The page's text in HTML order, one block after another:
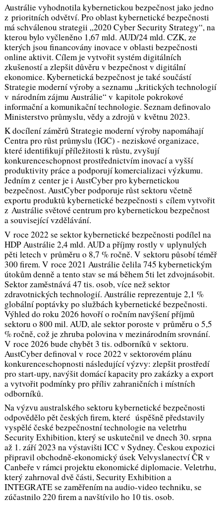
Austrálie vyhodnotila kybernetickou bezpečnost jako jedno
z prioritních odvětví. Pro oblast kybernetické bezpečnosti
má schválenou strategii „2020 Cyber Security Strategy“, na
kterou bylo vyčleněno 1,67 mld. AUD/24 mld. CZK, ze
kterých jsou financovány inovace v oblasti bezpečnosti
online aktivit. Cílem je vytvořit systém digitálních
zkušeností a zlepšit důvěru v bezpečnost v digitální
ekonomice. Kybernetická bezpečnost je také součástí
Strategie moderní výroby a seznamu „kritických technologií
v národním zájmu Austrálie“ v kapitole pokrokové
informační a komunikační technologie. Seznam definovalo
Ministerstvo průmyslu, vědy a zdrojů v květnu 2023.
K docílení záměrů Strategie moderní výroby napomáhají
Centra pro růst průmyslu (IGC) - neziskové organizace,
které identifikují příležitosti k růstu, zvyšují
konkurenceschopnost prostřednictvím inovací a vyšší
produktivity práce a podporují komercializaci výzkumu.
Jedním z center je i AustCyber pro kybernetickou
bezpečnost. AustCyber podporuje růst sektoru včetně
exportu produktů kybernetické bezpečnosti s cílem vytvořit
z Austrálie světové centrum pro kybernetickou bezpečnost
a související vzdělávání.
V roce 2022 se sektor kybernetické bezpečnosti podílel na
HDP Austrálie 2,4 mld. AUD a příjmy rostly v uplynulých
pěti letech v průměru o 8,7 % ročně. V sektoru působí téměř
300 firem. V roce 2021 Austrálie čelila 745 kybernetickým
útokům denně a tento stav se má během 5ti let zdvojnásobit.
Sektor zaměstnává 47 tis. osob, více než sektor
zdravotnických technologií. Austrálie reprezentuje 2,1 %
globální poptávky po službách kybernetické bezpečnosti.
Výhled do roku 2026 hovoří o ročním navýšení příjmů
sektoru o 800 mil. AUD, ale sektor poroste v průměru o 5,5
% ročně, což je zhruba polovina v mezinárodním srovnání.
V roce 2026 bude chybět 3 tis. odborníků v sektoru.
AustCyber definoval v roce 2022 v sektorovém plánu
konkurenceschopnosti následující výzvy: zlepšit prostředí
pro start-upy, navýšit domácí kapacity pro zakázky a export
a vytvořit podmínky pro příliv zahraničních i místních
odborníků.
Na výzvu australského sektoru kybernetické bezpečnosti
odpovědělo pět českých firem, které úspěšně představily
vyspělé české bezpečnostní technologie na veletrhu
Security Exhibition, který se uskutečnil ve dnech 30. srpna
až 1. září 2023 na výstavišti ICC v Sydney. Českou expozici
připravil obchodně-ekonomický úsek Velvyslanectví ČR v
Canbeře v rámci projektu ekonomické diplomacie. Veletrhu,
který zahrnoval dvě části, Security Exhibition a
INTEGRATE se zaměřením na audio-video techniku, se
zúčastnilo 220 firem a navštívilo ho 10 tis. osob.